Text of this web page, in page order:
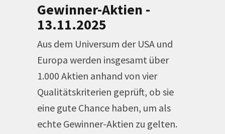
Gewinner-Aktien -
13.11.2025
Aus dem Universum der USA und
Europa werden insgesamt über
1.000 Aktien anhand von vier
Qualitätskriterien geprüft, ob sie
eine gute Chance haben, um als
echte Gewinner-Aktien zu gelten.